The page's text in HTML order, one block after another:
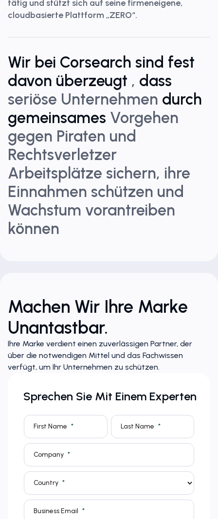
tätig und stützt sich auf seine firmeneigene,
cloudbasierte Plattform „ZERO“.
Wir bei Corsearch sind fest
davon überzeugt , dass
seriöse Unternehmen durch
gemeinsames Vorgehen
gegen Piraten und
Rechtsverletzer
Arbeitsplätze sichern, ihre
Einnahmen schützen und
Wachstum vorantreiben
können
Machen Wir Ihre Marke
Unantastbar.
Ihre Marke verdient einen zuverlässigen Partner, der
über die notwendigen Mittel und das Fachwissen
verfügt, um Ihr Unternehmen zu schützen.
Sprechen Sie Mit Einem Experten